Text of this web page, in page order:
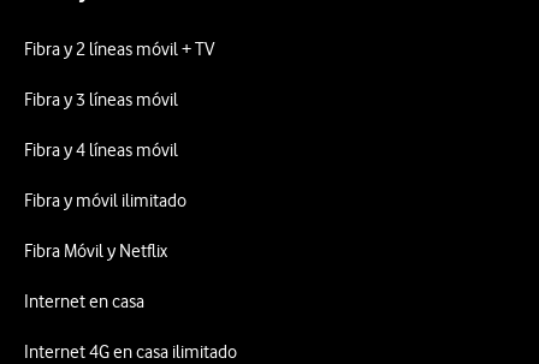
Fibra y 2 líneas móvil + TV
Fibra y 3 líneas móvil
Fibra y 4 líneas móvil
Fibra y móvil ilimitado
Fibra Móvil y Netflix
Internet en casa
Internet 4G en casa ilimitado